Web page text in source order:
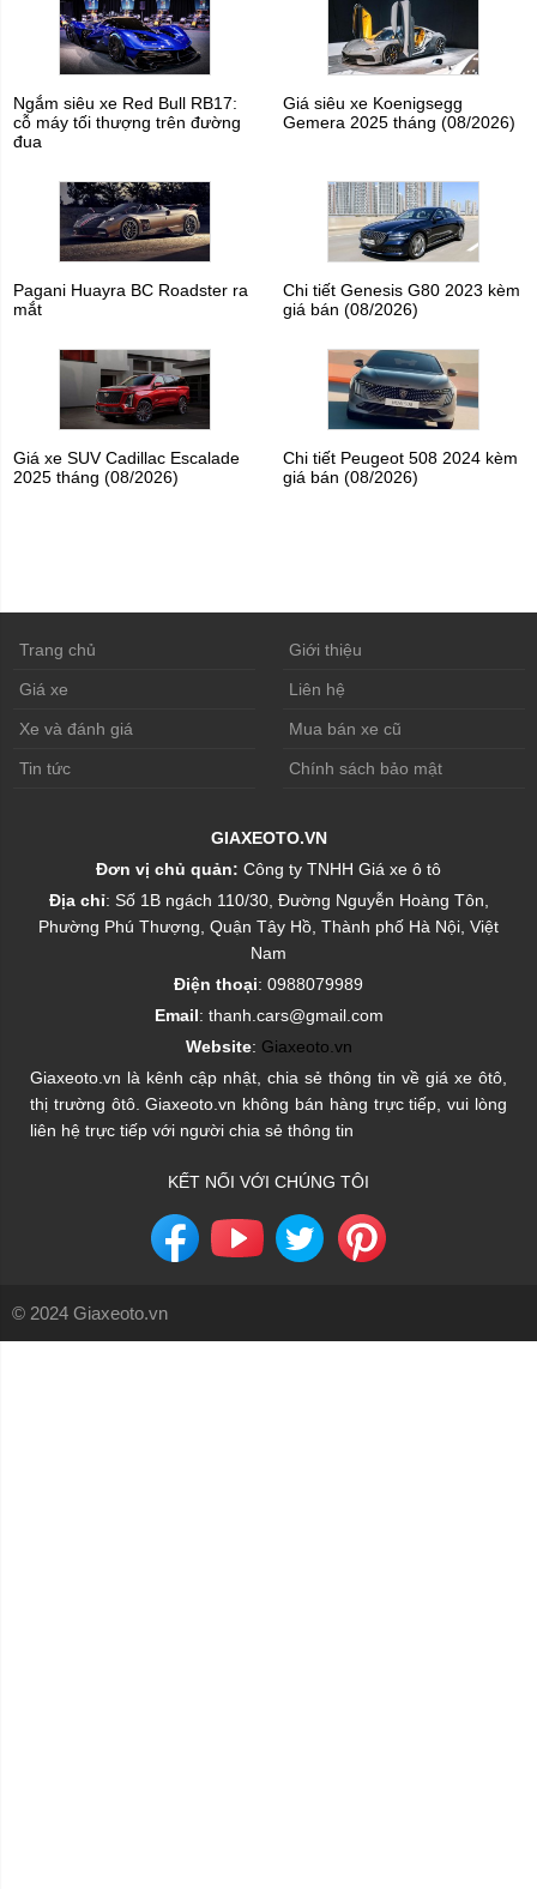
Ngắm siêu xe Red Bull RB17:
cỗ máy tối thượng trên đường
đua
Giá siêu xe Koenigsegg
Gemera 2025 tháng (08/2026)
Pagani Huayra BC Roadster ra
mắt
Chi tiết Genesis G80 2023 kèm
giá bán (08/2026)
Giá xe SUV Cadillac Escalade
2025 tháng (08/2026)
Chi tiết Peugeot 508 2024 kèm
giá bán (08/2026)
Trang chủ Giới thiệu
Giá xe Liên hệ
Xe và đánh giá Mua bán xe cũ
Tin tức Chính sách bảo mật
GIAXEOTO.VN
Đơn vị chủ quản: Công ty TNHH Giá xe ô tô
Địa chỉ: Số 1B ngách 110/30, Đường Nguyễn Hoàng Tôn,
Phường Phú Thượng, Quận Tây Hồ, Thành phố Hà Nội, Việt
Nam
Điện thoại: 0988079989
Email: thanh.cars@gmail.com
Website: Giaxeoto.vn
Giaxeoto.vn là kênh cập nhật, chia sẻ thông tin về giá xe ôtô,
thị trường ôtô. Giaxeoto.vn không bán hàng trực tiếp, vui lòng
liên hệ trực tiếp với người chia sẻ thông tin
KẾT NỐI VỚI CHÚNG TÔI
© 2024 Giaxeoto.vn